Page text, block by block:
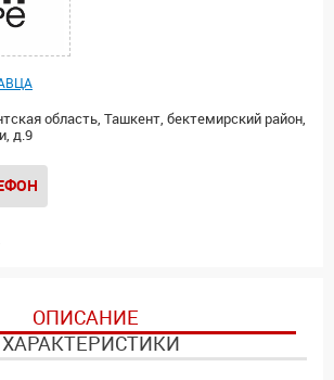
область, Ташкент, бектемирский район,
д.9
ОПИСАНИЕ
ХАРАКТЕРИСТИКИ